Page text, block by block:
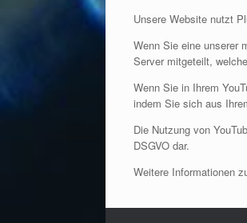
Unsere Website nutzt
Wenn Sie eine unserer
Server mitgeteilt,
Wenn Sie in Ihrem
indem Sie sich aus
Die Nutzung von
DSGVO dar.
Weitere Informationen